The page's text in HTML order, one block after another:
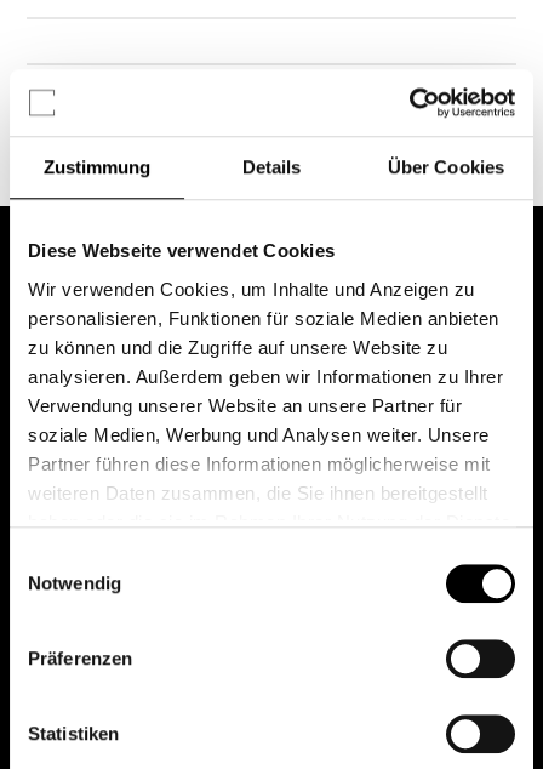
Zustimmung Details Über Cookies
Diese Webseite verwendet Cookies
Wir verwenden Cookies, um Inhalte und Anzeigen zu
personalisieren, Funktionen für soziale Medien anbieten
zu können und die Zugriffe auf unsere Website zu
analysieren. Außerdem geben wir Informationen zu Ihrer
Verwendung unserer Website an unsere Partner für
soziale Medien, Werbung und Analysen weiter. Unsere
Partner führen diese Informationen möglicherweise mit
weiteren Daten zusammen, die Sie ihnen bereitgestellt
Notwendig
Präferenzen
Statistiken
Chancen & Risiken
Das erste Depot in Österreich mit 0€ Kontoführung,
0€ Ausgabeaufschlag und 0€ Depotgebühren bei
knapp 2000 Fonds und 0€ Orderspesen.
All rights reserved.